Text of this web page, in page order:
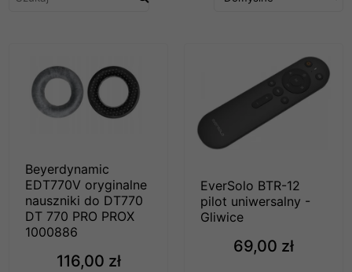
Beyerdynamic
EDT770V oryginalne
nauszniki do DT770
DT 770 PRO PROX
1000886
116,00 zł
EverSolo BTR-12
pilot uniwersalny -
Gliwice
69,00 zł